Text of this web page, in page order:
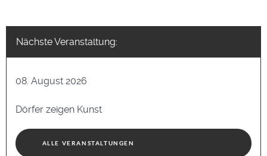
Nächste Veranstaltung:
08. August 2026
Dörfer zeigen Kunst
ALLE VERANSTALTUNGEN